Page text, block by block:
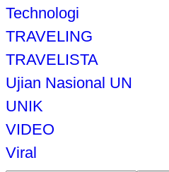
Technologi
TRAVELING
TRAVELISTA
Ujian Nasional UN
UNIK
VIDEO
Viral